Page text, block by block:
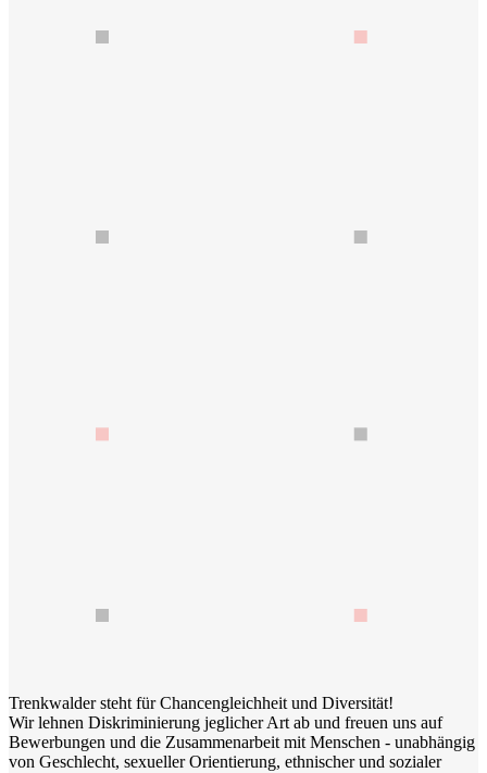
Trenkwalder steht für Chancengleichheit und Diversität!
Wir lehnen Diskriminierung jeglicher Art ab und freuen uns auf
Bewerbungen und die Zusammenarbeit mit Menschen - unabhängig
von Geschlecht, sexueller Orientierung, ethnischer und sozialer